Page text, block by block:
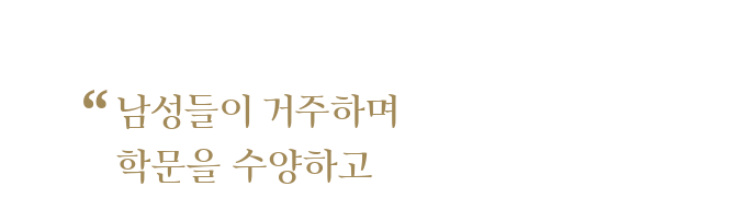
“ 남성들이 거주하며
학문을 수양하고